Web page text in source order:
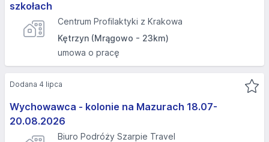
szkołach
Centrum Profilaktyki z Krakowa
Kętrzyn (Mrągowo - 23km)
umowa o pracę
Wychowawca - kolonie na Mazurach 18.07-
20.08.2026
Biuro Podróży Szarpie Travel
Dodana 4 lipca